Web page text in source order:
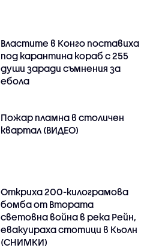
Властите в Конго поставиха
под карантина кораб с 255
души заради съмнения за
ебола
Пожар пламна в столичен
квартал (ВИДЕО)
Откриха 200-килограмова
бомба от Втората
световна война в река Рейн,
евакуираха стотици в Кьолн
(СНИМКИ)